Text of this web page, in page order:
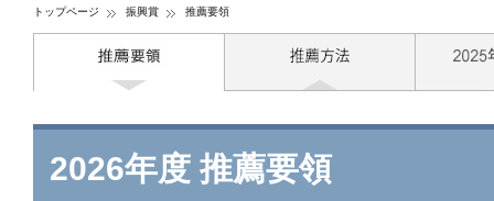
トップページ 振興賞 推薦要領
2026年度 推薦要領